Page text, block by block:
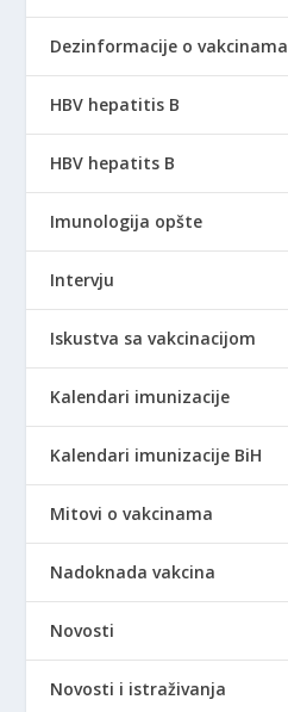
Dezinformacije o vakcinama
HBV hepatitis B
HBV hepatits B
Imunologija opšte
Intervju
Iskustva sa vakcinacijom
Kalendari imunizacije
Kalendari imunizacije BiH
Mitovi o vakcinama
Nadoknada vakcina
Novosti
Novosti i istraživanja